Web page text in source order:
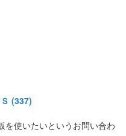
(337)
を使いたいというお問い合わ